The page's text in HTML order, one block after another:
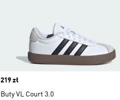
Price
219 zł
Buty VL Court 3.0